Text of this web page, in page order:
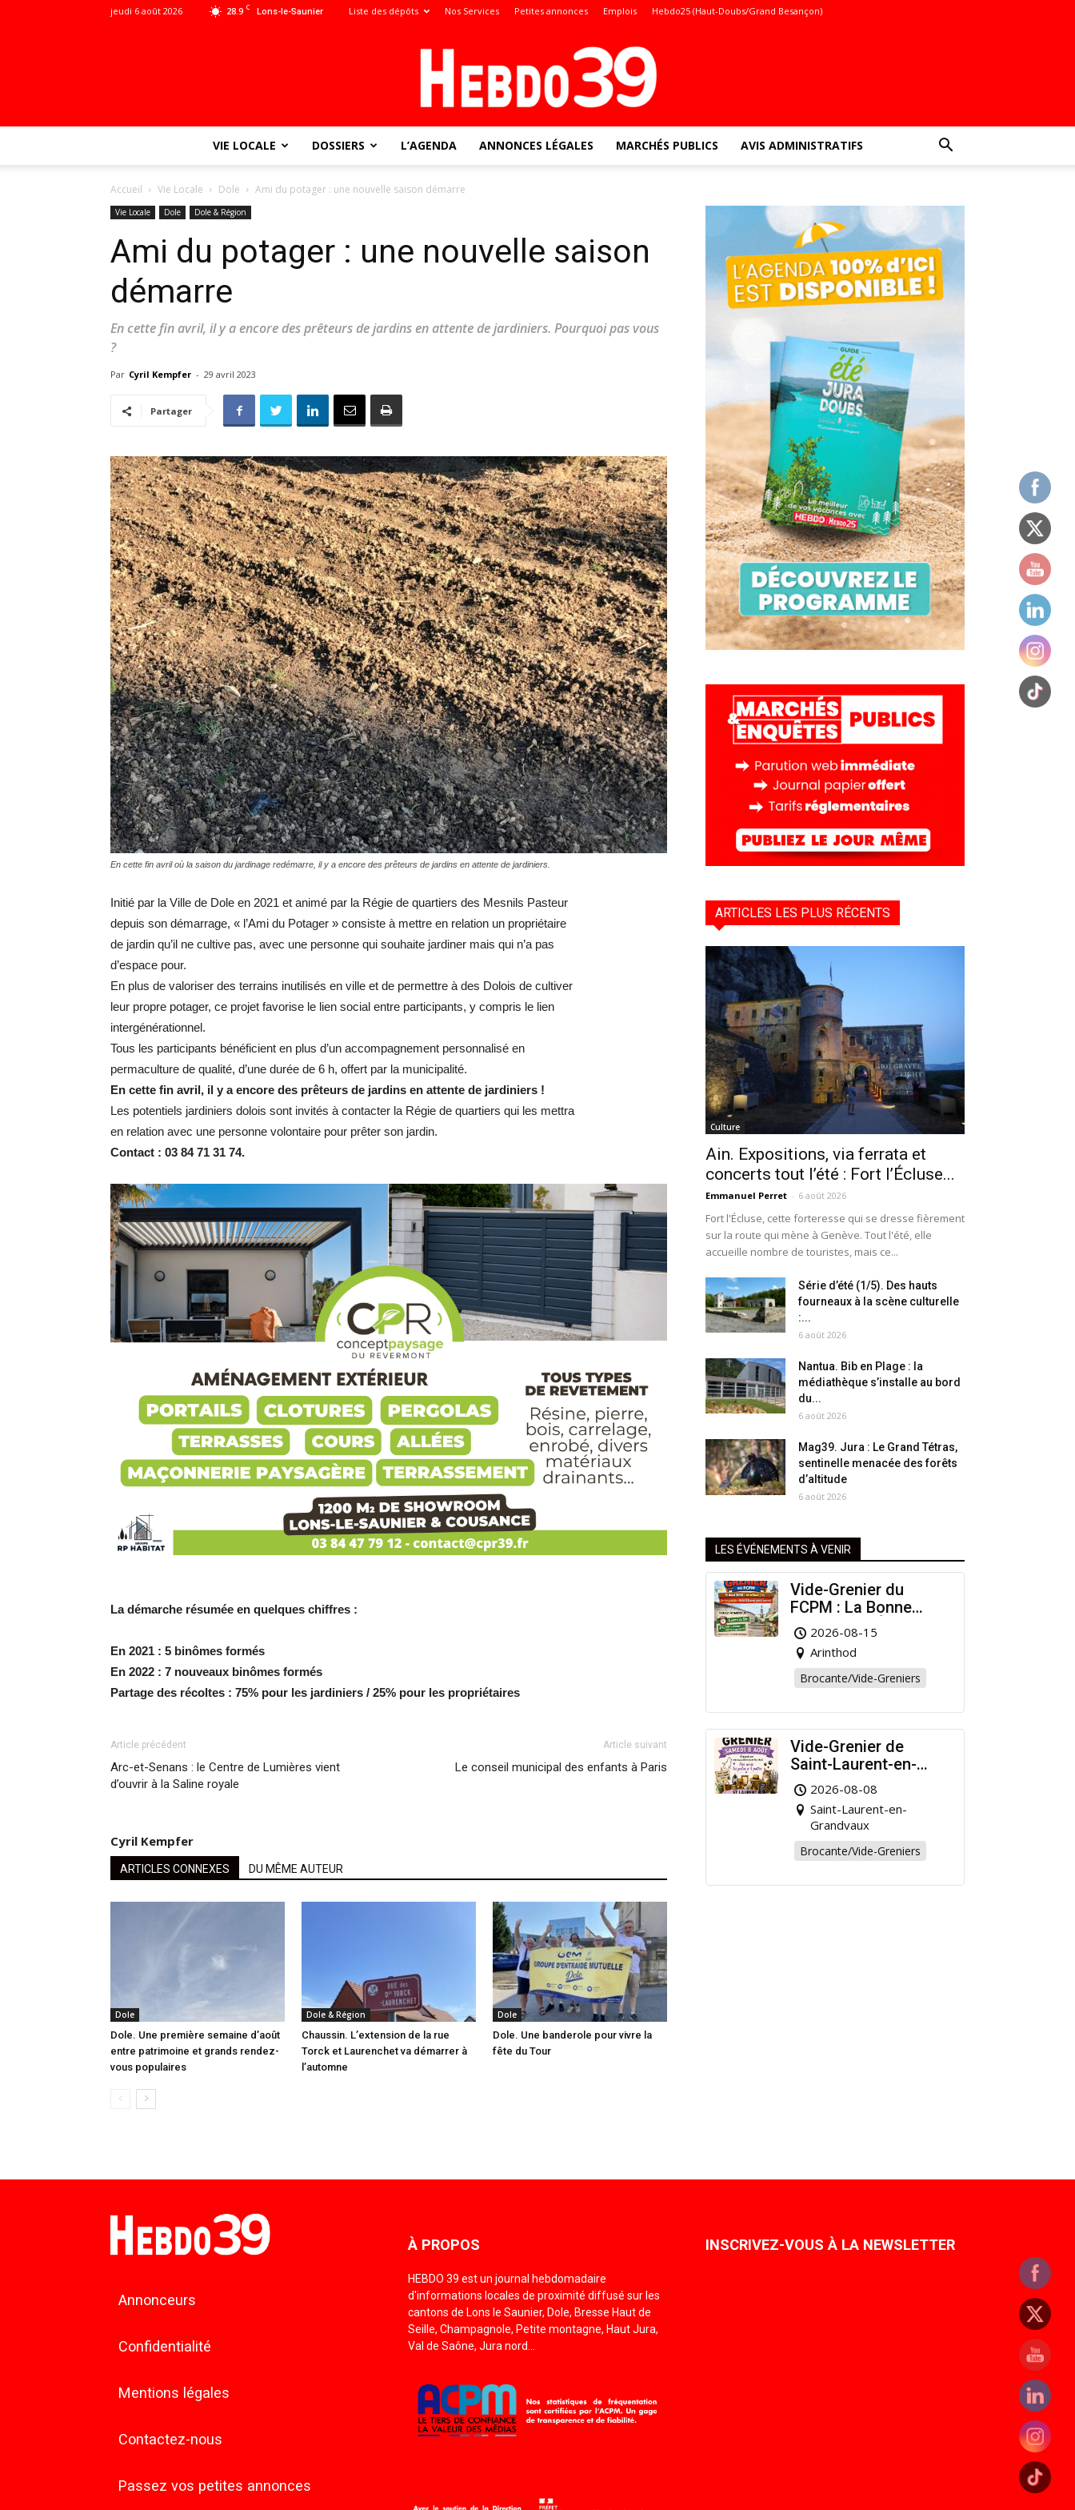
28.9 C Lons-le-Saunier
jeudi 6 août 2026 Liste des dépôts Nos Services Petites annonces Emplois Hebdo25 (Haut-Doubs/Grand Besançon)
l'info
locale
–
Hebdo39
VIE LOCALE DOSSIERS L’AGENDA ANNONCES LÉGALES MARCHÉS PUBLICS AVIS ADMINISTRATIFS
Accueil Vie Locale Dole Ami du potager : une nouvelle saison démarre
Vie Locale Dole Dole & Région
Ami du potager : une nouvelle saison
démarre
En cette fin avril, il y a encore des prêteurs de jardins en attente de jardiniers. Pourquoi pas vous
?
Par Cyril Kempfer - 29 avril 2023
Partager
En cette fin avril où la saison du jardinage redémarre, il y a encore des prêteurs de jardins en attente de jardiniers.
Initié par la Ville de Dole en 2021 et animé par la Régie de quartiers des Mesnils Pasteur
depuis son démarrage, « l’Ami du Potager » consiste à mettre en relation un propriétaire
de jardin qu’il ne cultive pas, avec une personne qui souhaite jardiner mais qui n’a pas
d’espace pour.
En plus de valoriser des terrains inutilisés en ville et de permettre à des Dolois de cultiver
leur propre potager, ce projet favorise le lien social entre participants, y compris le lien
intergénérationnel.
Tous les participants bénéficient en plus d’un accompagnement personnalisé en
permaculture de qualité, d’une durée de 6 h, offert par la municipalité.
En cette fin avril, il y a encore des prêteurs de jardins en attente de jardiniers !
Les potentiels jardiniers dolois sont invités à contacter la Régie de quartiers qui les mettra
en relation avec une personne volontaire pour prêter son jardin.
Contact : 03 84 71 31 74.
La démarche résumée en quelques chiffres :
En 2021 : 5 binômes formés
En 2022 : 7 nouveaux binômes formés
Partage des récoltes : 75% pour les jardiniers / 25% pour les propriétaires
Article précédent
Arc-et-Senans : le Centre de Lumières vient
d’ouvrir à la Saline royale
Article suivant
Le conseil municipal des enfants à Paris
Cyril Kempfer
ARTICLES CONNEXES DU MÊME AUTEUR
Dole
Dole. Une première semaine d’août
entre patrimoine et grands rendez-
vous populaires
Dole & Région
Chaussin. L’extension de la rue
Torck et Laurenchet va démarrer à
l’automne
Dole
Dole. Une banderole pour vivre la
fête du Tour
ARTICLES LES PLUS RÉCENTS
Culture
Ain. Expositions, via ferrata et
concerts tout l’été : Fort l’Écluse...
Emmanuel Perret - 6 août 2026
Fort l'Écluse, cette forteresse qui se dresse fièrement
sur la route qui mène à Genève. Tout l'été, elle
accueille nombre de touristes, mais ce...
Série d’été (1/5). Des hauts
fourneaux à la scène culturelle
:...
6 août 2026
Nantua. Bib en Plage : la
médiathèque s’installe au bord
du...
6 août 2026
Mag39. Jura : Le Grand Tétras,
sentinelle menacée des forêts
d’altitude
6 août 2026
LES ÉVÉNEMENTS À VENIR
Vide-Grenier du
FCPM : La Bonne
Affaire de l’Été à
Arinthod !
2026-08-15
Arinthod
Brocante/Vide-Greniers
Vide-Grenier de
Saint-Laurent-en-
Grandvaux : Venez
chiner pour la bonne
cause !
2026-08-08
Saint-Laurent-en-
Grandvaux
Brocante/Vide-Greniers